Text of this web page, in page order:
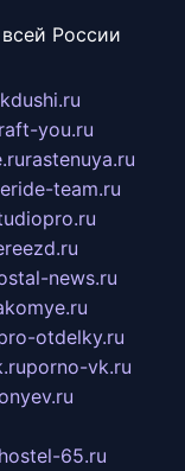
России
you.ru
rastenuya.ru
team.ru
news.ru
otdelky.ru
porno-vk.ru
hostel-65.ru